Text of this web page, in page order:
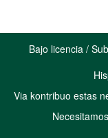
Bajo licencia /
Via kontribuo estas